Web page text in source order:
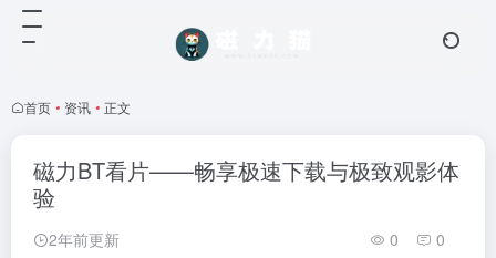
首页 • 资讯 • 正文
磁力BT看片——畅享极速下载与极致观影体
验
2年前更新 0 0